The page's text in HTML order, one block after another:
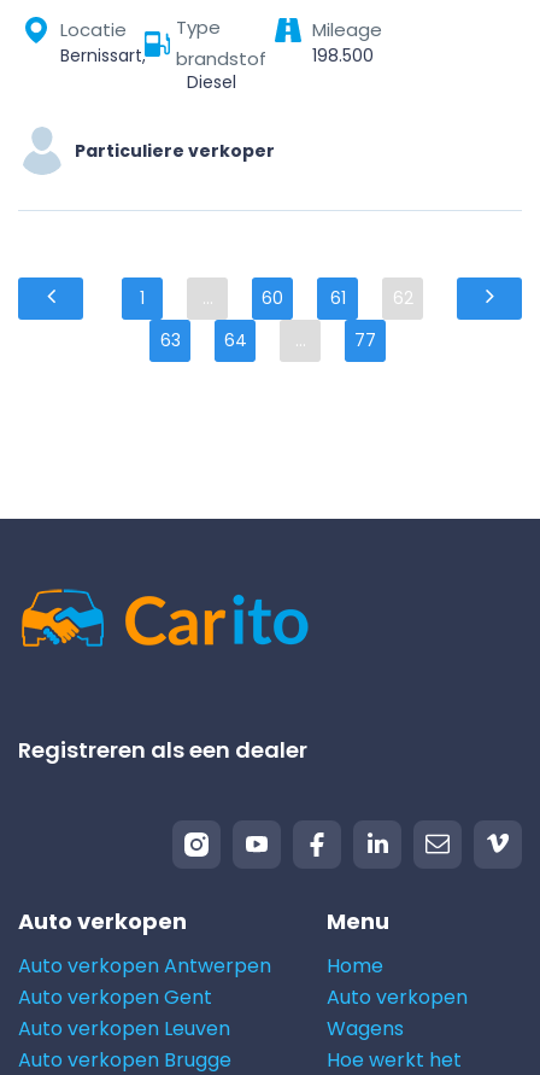
Locatie
Bernissart, Ath, Hainaut, Wallonie, Belgique
Type
brandstof
Diesel
Mileage
198.500
Particuliere verkoper
1 ... 60 61
62
63
64 ... 77
Registreren als een dealer
Auto verkopen
Auto verkopen Antwerpen
Auto verkopen Gent
Auto verkopen Leuven
Auto verkopen Brugge
Menu
Home
Auto verkopen
Wagens
Hoe werkt het